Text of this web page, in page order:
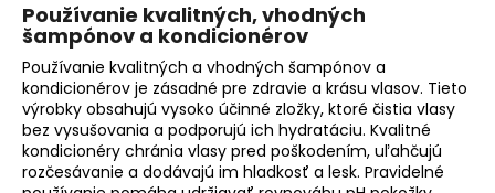
Používanie kvalitných, vhodných
šampónov a kondicionérov
Používanie kvalitných a vhodných šampónov a
kondicionérov je zásadné pre zdravie a krásu vlasov. Tieto
výrobky obsahujú vysoko účinné zložky, ktoré čistia vlasy
bez vysušovania a podporujú ich hydratáciu. Kvalitné
kondicionéry chránia vlasy pred poškodením, uľahčujú
rozčesávanie a dodávajú im hladkosť a lesk. Pravidelné